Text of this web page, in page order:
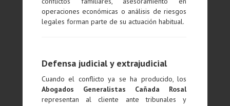
operaciones económicas o análisis de riesgos
legales forman parte de su actuación habitual.
Defensa judicial y extrajudicial
Cuando el conflicto ya se ha producido, los
Abogados Generalistas Cañada Rosal
representan al cliente ante tribunales y